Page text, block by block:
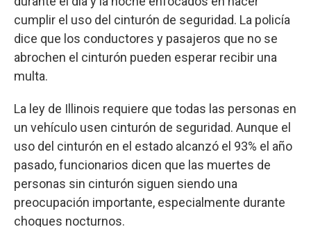
cumplir el uso del cinturón de seguridad. La policía
dice que los conductores y pasajeros que no se
abrochen el cinturón pueden esperar recibir una
multa.
La ley de Illinois requiere que todas las personas en
un vehículo usen cinturón de seguridad. Aunque el
uso del cinturón en el estado alcanzó el 93% el año
pasado, funcionarios dicen que las muertes de
personas sin cinturón siguen siendo una
preocupación importante, especialmente durante
choques nocturnos.